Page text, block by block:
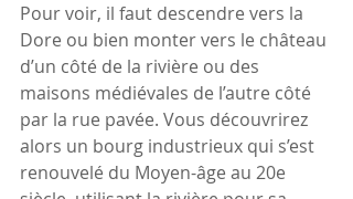
Pour voir, il faut descendre vers la
Dore ou bien monter vers le château
d’un côté de la rivière ou des
maisons médiévales de l’autre côté
par la rue pavée. Vous découvrirez
alors un bourg industrieux qui s’est
renouvelé du Moyen-âge au 20e